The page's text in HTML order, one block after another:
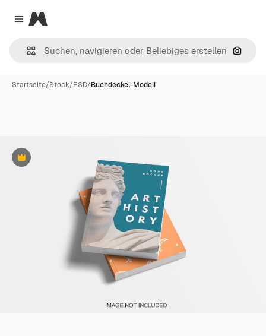
Close menu
Magnific
Nach
Startseite/Stock/PSD/Buchdeckel-Modell
Premium